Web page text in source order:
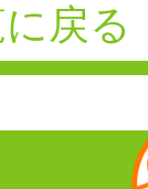
戻る